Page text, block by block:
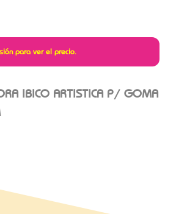
para ver el precio.
IBICO ARTISTICA P/ GOMA